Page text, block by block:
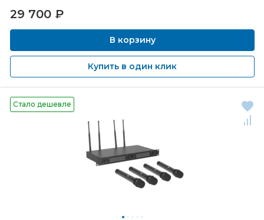
29 700 ₽
В корзину
Купить в один клик
Стало дешевле